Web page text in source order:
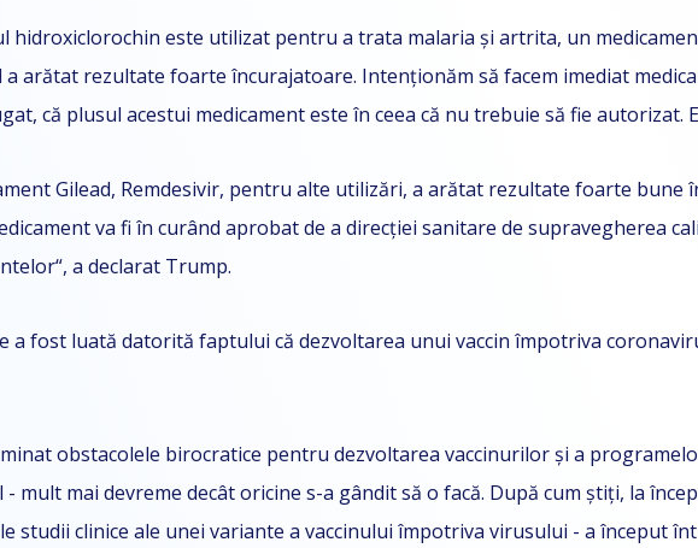
hidroxiclorochin este utilizat pentru a trata malaria și artrita, un
a arătat rezultate foarte încurajatoare. Intenționăm să facem imediat
că plusul acestui medicament este în ceea că nu trebuie să fie autorizat.
Gilead, Remdesivir, pentru alte utilizări, a arătat rezultate foarte bune
va fi în curând aprobat de a direcției sanitare de supravegherea
a declarat Trump.
a fost luată datorită faptului că dezvoltarea unui vaccin împotriva
obstacolele birocratice pentru dezvoltarea vaccinurilor și a
mult mai devreme decât oricine s-a gândit să o facă. După cum știți, la
studii clinice ale unei variante a vaccinului împotriva virusului - a început